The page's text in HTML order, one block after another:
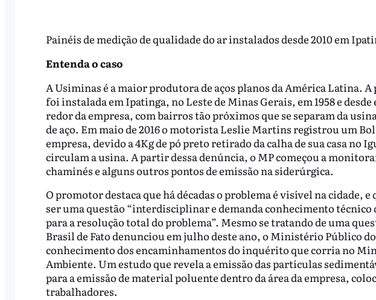
Painéis de medição de qualidade do ar instalados desde 2010 em
Entenda o caso
A Usiminas é a maior produtora de aços planos da América Latina.
foi instalada em Ipatinga, no Leste de Minas Gerais, em 1958 e desde
redor da empresa, com bairros tão próximos que se separam da
de aço. Em maio de 2016 o motorista Leslie Martins registrou um
empresa, devido a 4Kg de pó preto retirado da calha de sua casa no
circulam a usina. A partir dessa denúncia, o MP começou a
chaminés e alguns outros pontos de emissão na siderúrgica.
O promotor destaca que há décadas o problema é visível na cidade,
ser uma questão “interdisciplinar e demanda conhecimento técnico
para a resolução total do problema”. Mesmo se tratando de uma
Brasil de Fato denunciou em julho deste ano, o Ministério Público
conhecimento dos encaminhamentos do inquérito que corria no
Ambiente. Um estudo que revela a emissão das partículas
para a emissão de material poluente dentro da área da empresa,
trabalhadores.